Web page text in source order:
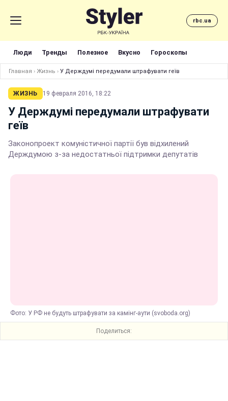
rbc.ua
Люди Тренды Полезное Вкусно Гороскопы
Главная › Жизнь › У Держдумі передумали штрафувати геїв
ЖИЗНЬ 19 февраля 2016, 18:22
У Держдумі передумали штрафувати
геїв
Законопроект комуністичної партії був відхилений
Держдумою з-за недостатньої підтримки депутатів
Фото: У РФ не будуть штрафувати за камінг-аути (svoboda.org)
Поделиться: